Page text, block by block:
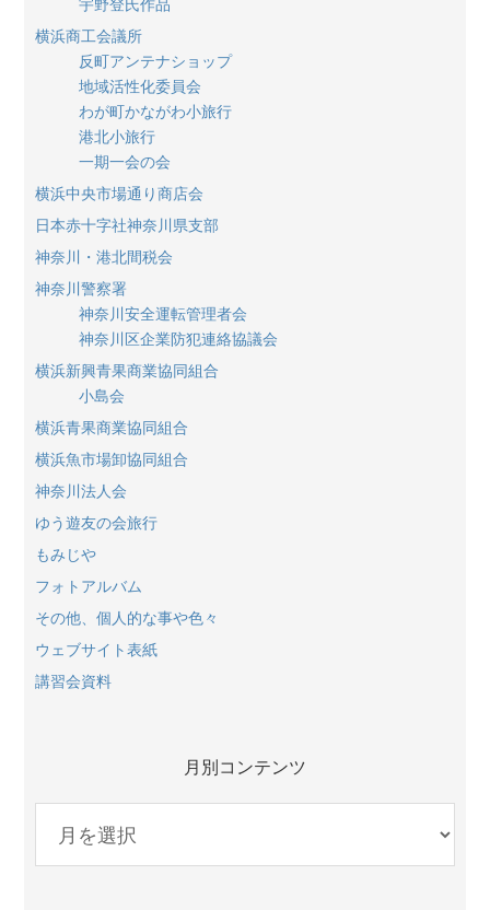
宇野登氏作品
横浜商工会議所
反町アンテナショップ
地域活性化委員会
わが町かながわ小旅行
港北小旅行
一期一会の会
横浜中央市場通り商店会
日本赤十字社神奈川県支部
神奈川・港北間税会
神奈川警察署
神奈川安全運転管理者会
神奈川区企業防犯連絡協議会
横浜新興青果商業協同組合
小島会
横浜青果商業協同組合
横浜魚市場卸協同組合
神奈川法人会
ゆう遊友の会旅行
もみじや
フォトアルバム
その他、個人的な事や色々
ウェブサイト表紙
講習会資料
月別コンテンツ
コ